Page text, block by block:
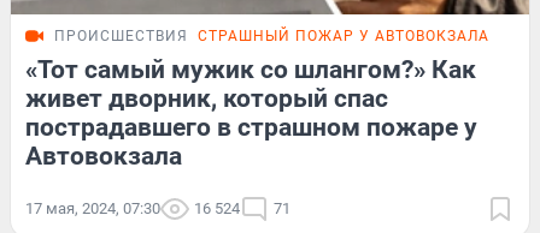
ПРОИСШЕСТВИЯ СТРАШНЫЙ ПОЖАР У АВТОВОКЗАЛА
«Тот самый мужик со шлангом?» Как
живет дворник, который спас
пострадавшего в страшном пожаре у
Автовокзала
17 мая, 2024, 07:30 16 524 71